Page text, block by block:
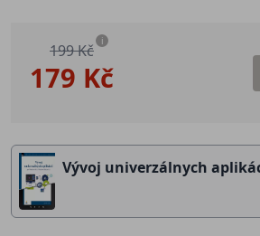
179 Kč
199 Kč i
Vývoj univerzálnych